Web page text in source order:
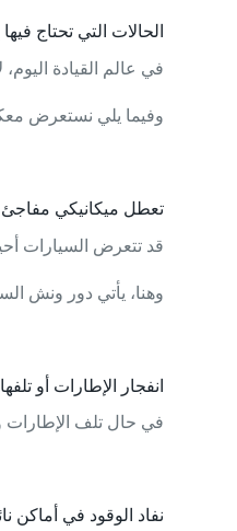
الحالات التي تحتاج
في عالم القيادة
وفيما يلي نستعرض
تعطل ميكانيكي مفاجئ
قد تتعرض السيارات
وهنا، يأتي دور ونش
انفجار الإطارات أو
في حال تلف الإطارات
نفاد الوقود في أماكن